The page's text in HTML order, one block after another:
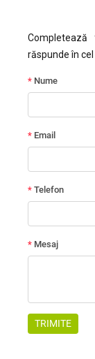
răspunde în